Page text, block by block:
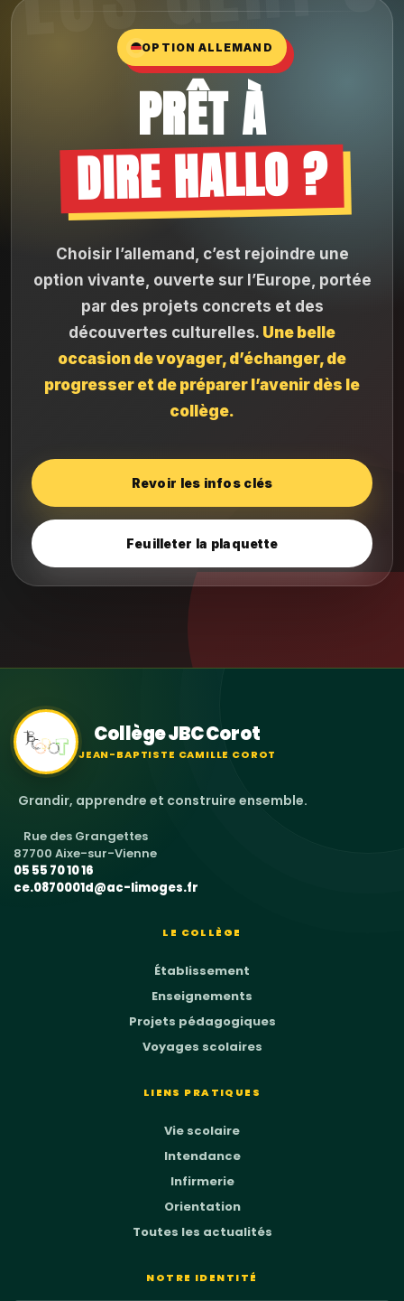
OPTION ALLEMAND
PRÊT À
DIRE HALLO ?
Choisir l’allemand, c’est rejoindre une
option vivante, ouverte sur l’Europe, portée
par des projets concrets et des
découvertes culturelles. Une belle
occasion de voyager, d’échanger, de
progresser et de préparer l’avenir dès le
collège.
Revoir les infos clés
Feuilleter la plaquette
Collège JBC Corot
JEAN-BAPTISTE CAMILLE COROT
Grandir, apprendre et construire ensemble.
Rue des Grangettes
87700 Aixe-sur-Vienne
05 55 70 10 16
ce.0870001d@ac-limoges.fr
LE COLLÈGE
Établissement
Enseignements
Projets pédagogiques
Voyages scolaires
LIENS PRATIQUES
Vie scolaire
Intendance
Infirmerie
Orientation
Toutes les actualités
NOTRE IDENTITÉ